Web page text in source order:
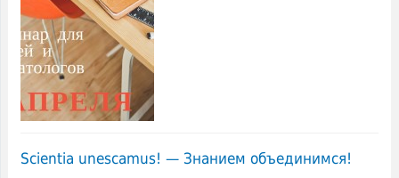
Scientia unescamus! — Знанием объединимся!